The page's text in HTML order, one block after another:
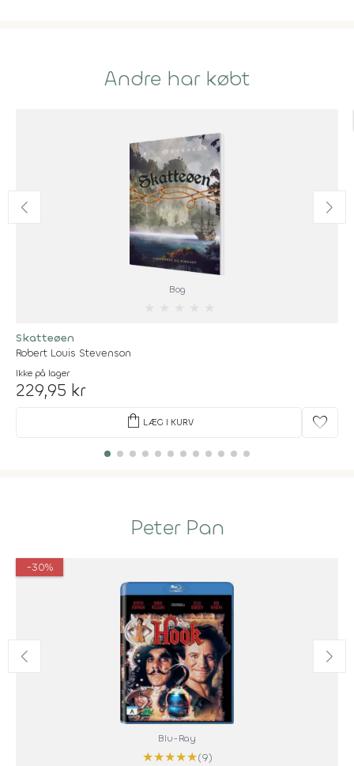
Andre har købt
Bog
Skatteøen
Robert Louis Stevenson
Ikke på lager
229,95 kr
shopping_bag LÆG I KURV favorite
Peter Pan
-30%
Blu-Ray
★★★★★(9)